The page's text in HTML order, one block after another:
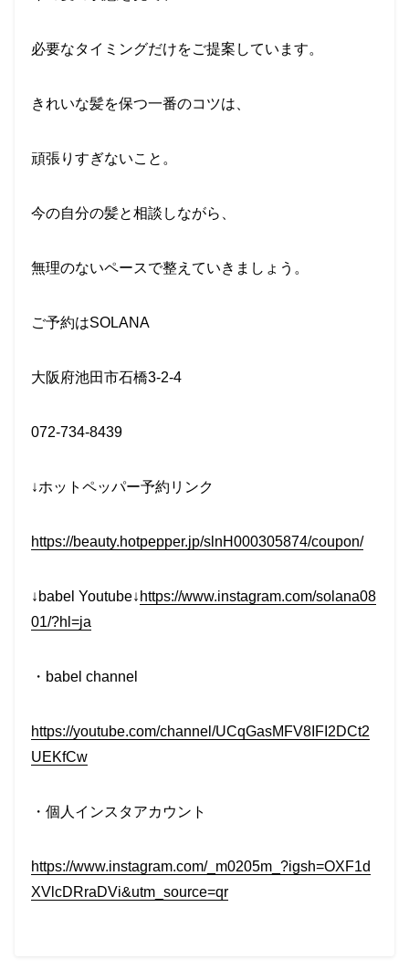
必要なタイミングだけをご提案しています。
きれいな髪を保つ一番のコツは、
頑張りすぎないこと。
今の自分の髪と相談しながら、
無理のないペースで整えていきましょう。
ご予約はSOLANA
大阪府池田市石橋3-2-4
072-734-8439
↓ホットペッパー予約リンク
https://beauty.hotpepper.jp/slnH000305874/coupon/
↓babel Youtube↓ https://www.instagram.com/solana08
01/?hl=ja
・babel channel
https://youtube.com/channel/UCqGasMFV8IFI2DCt2
UEKfCw
・個人インスタアカウント
https://www.instagram.com/_m0205m_?igsh=OXF1d
XVlcDRraDVi&utm_source=qr